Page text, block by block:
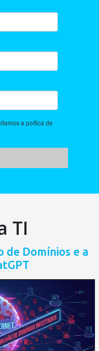
a poítica de
TI
de Domínios e a